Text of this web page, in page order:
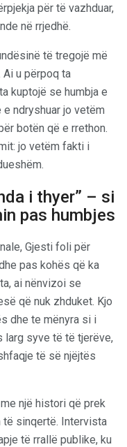
për të vazhduar,
në rrjedhë.
të tregojë më
Ai u përpoq ta
kuptojë se humbja e
ndryshuar jo vetëm
botën që e rrethon.
jo vetëm fakti i
i thyer” – si
pas humbjes
Gjesti foli për
pas kohës që ka
ai nënvizoi se
që nuk zhduket. Kjo
dhe te mënyra si i
larg syve të të tjerëve,
të së njëjtës
një histori që prek
të sinqertë. Intervista
të rrallë publike, ku